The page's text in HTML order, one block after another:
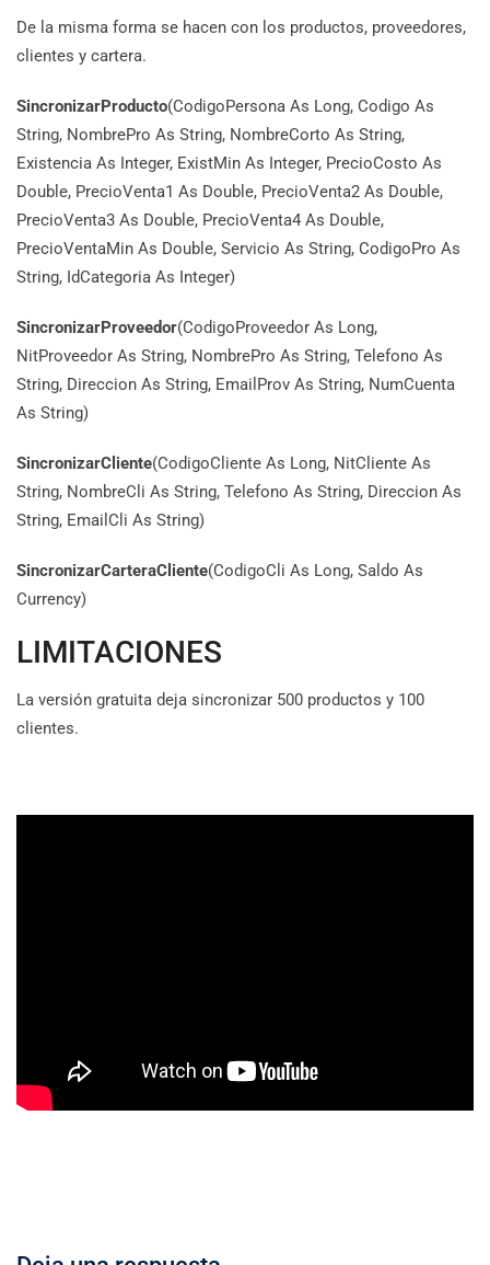
De la misma forma se hacen con los productos, proveedores,
clientes y cartera.
SincronizarProducto(CodigoPersona As Long, Codigo As
String, NombrePro As String, NombreCorto As String,
Existencia As Integer, ExistMin As Integer, PrecioCosto As
Double, PrecioVenta1 As Double, PrecioVenta2 As Double,
PrecioVenta3 As Double, PrecioVenta4 As Double,
PrecioVentaMin As Double, Servicio As String, CodigoPro As
String, IdCategoria As Integer)
SincronizarProveedor(CodigoProveedor As Long,
NitProveedor As String, NombrePro As String, Telefono As
String, Direccion As String, EmailProv As String, NumCuenta
As String)
SincronizarCliente(CodigoCliente As Long, NitCliente As
String, NombreCli As String, Telefono As String, Direccion As
String, EmailCli As String)
SincronizarCarteraCliente(CodigoCli As Long, Saldo As
Currency)
LIMITACIONES
La versión gratuita deja sincronizar 500 productos y 100
clientes.